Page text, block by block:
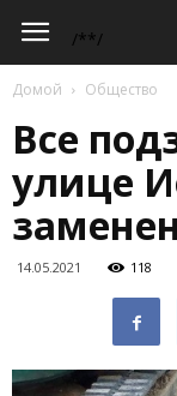
/**/
Actualitati.md
Домой Общество
Все
улице
14.05.2021 118